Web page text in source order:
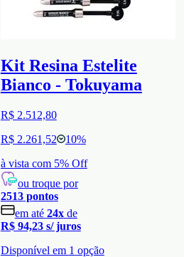
Kit Resina Estelite
Bianco - Tokuyama
R$ 2.512,80
R$ 2.261,52
10%
à vista com 5% Off
ou troque por
2513pontos
em até 24x de
R$ 94,23 s/ juros
Disponível em 1 opção